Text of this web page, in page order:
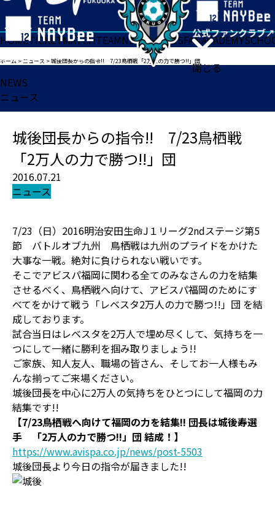
閉じる
HOMETICKETMATCHTEAMNEWSGOODSFANACADEMY
ホーム >ニュース >城後団長からの指令!! 7/23鳥栖戦「2万人の力で勝つ!!」団
NEWS
ニュース
城後団長からの指令!! 7/23鳥栖戦
「2万人の力で勝つ!!」団
2016.07.21
ニュース
7/23（日）2016明治安田生命J１リーグ2ndステージ第5
節 バトルオブ九州 鳥栖戦は九州のプライドをかけた
大事な一戦。絶対に負けられない戦いです。
そこでアビスパ福岡に関わる全てのみなさんの力を結集
させるべく、鳥栖戦へ向けて、アビスパ福岡のためにす
べてをかけて戦う「レベスタ2万人の力で勝つ!!」団 を結
成しております。
試合当日はレベスタを2万人で埋め尽くして、気持ちを一
つにして一緒に勝利を掴み取りましょう!!
ご家族、知人友人、職場の皆さん、そしてお一人様もみ
んな揃ってご来場ください。
城後団長を中心に2万人の気持ちをひとつにして福岡の力
結集です!!
【7/23鳥栖戦へ向けて福岡の力を結集!! 団長は城後寿選
手 「2万人の力で勝つ!!」団 結成！】
https://www.avispa.co.jp/news/post-5503
城後団長より今日の指令が届きました!!